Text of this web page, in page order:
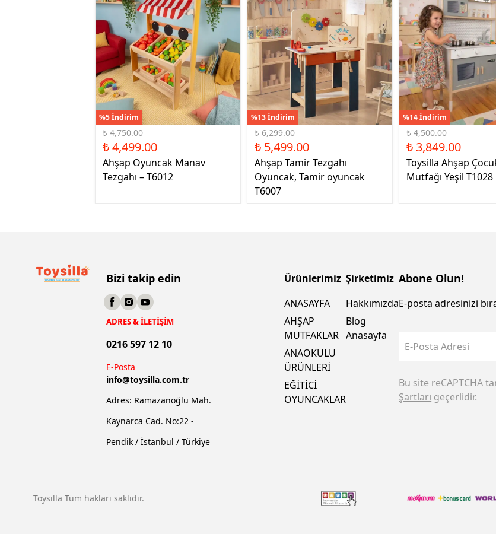
%5 İndirim
₺ 4,750.00
₺ 4,499.00
Ahşap Oyuncak Manav
Tezgahı – T6012
%13 İndirim
₺ 6,299.00
₺ 5,499.00
Ahşap Tamir Tezgahı
Oyuncak, Tamir oyuncak
T6007
%14 İndirim
₺ 4,500.00
₺ 3,849.00
Toysilla Ahşap
Mutfağı Yeşil T1028
Bizi takip edin
ADRES & İLETİŞİM
0216 597 12 10
E-Posta
info@toysilla.com.tr
Adres: Ramazanoğlu Mah.
Kaynarca Cad. No:22 -
Pendik / İstanbul / Türkiye
Ürünlerimiz
ANASAYFA
AHŞAP
MUTFAKLAR
ANAOKULU
ÜRÜNLERİ
EĞİTİCİ
OYUNCAKLAR
Şirketimiz
Hakkımızda
Blog
Anasayfa
Abone Olun!
E-posta adresinizi
E-Posta Adresi
Bu site reCAPTCHA
Şartları geçerlidir.
Toysilla Tüm hakları saklıdır.